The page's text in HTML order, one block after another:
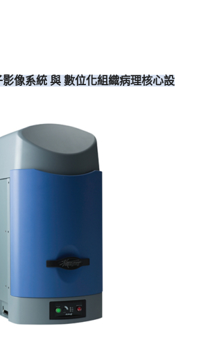
像系統 與 數位化組織病理核心設